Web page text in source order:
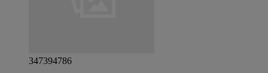
347394786